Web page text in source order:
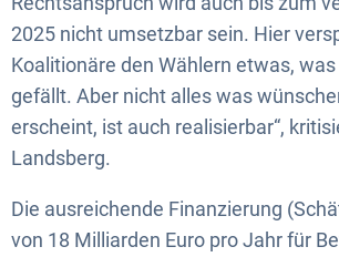
2025 nicht umsetzbar sein. Hier
Koalitionäre den Wählern etwas,
gefällt. Aber nicht alles was
erscheint, ist auch realisierbar“,
Landsberg.
Die ausreichende Finanzierung
von 18 Milliarden Euro pro Jahr für